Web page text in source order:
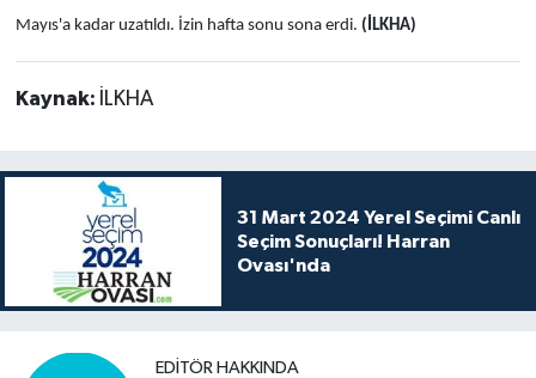
Mayıs'a kadar uzatıldı. İzin hafta sonu sona erdi. (İLKHA)
Kaynak: İLKHA
31 Mart 2024 Yerel Seçimi Canlı
Seçim Sonuçları! Harran
Ovası'nda
EDITÖR HAKKINDA